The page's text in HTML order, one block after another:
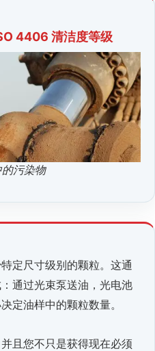
4406 清洁度等级
污染物
定尺寸级别的颗粒。这通
通过光束泵送油，光电池
定油样中的颗粒数量。
且您不只是获得现在必须